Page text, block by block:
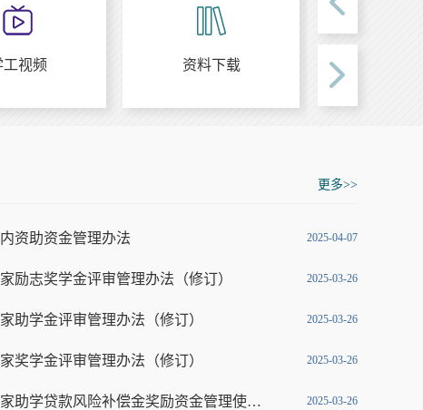
工视频 资料下载
更多>>
资助资金管理办法 2025-04-07
励志奖学金评审管理办法（修订） 2025-03-26
助学金评审管理办法（修订） 2025-03-26
奖学金评审管理办法（修订） 2025-03-26
郑州工商学院国家助学贷款风险补偿金奖励资金管理使用细则 2025-03-26